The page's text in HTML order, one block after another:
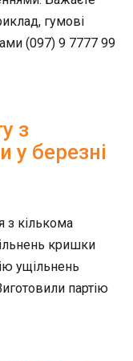
гумові
(097) 9 7777 99
з
у березні
з кількома
кришки
ущільнень
партію